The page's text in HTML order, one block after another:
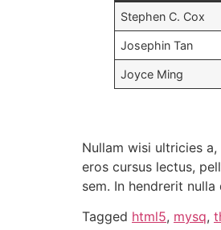
Stephen C. Cox
Josephin Tan
Joyce Ming
Nullam wisi ultricies
eros cursus lectus,
sem. In hendrerit
Tagged html5, mysq,